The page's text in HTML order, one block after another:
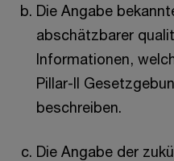
Die Angabe
abschätzbarer
Informationen,
Pillar-II
beschreiben.
Die Angabe der